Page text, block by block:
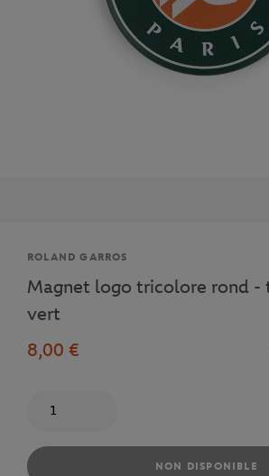
Marque
ROLAND GARROS
Magnet logo tricolore rond -
vert
8,00 €
NON DISPONIBLE